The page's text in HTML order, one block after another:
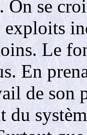
On se
exploits
Le
En
de son
du